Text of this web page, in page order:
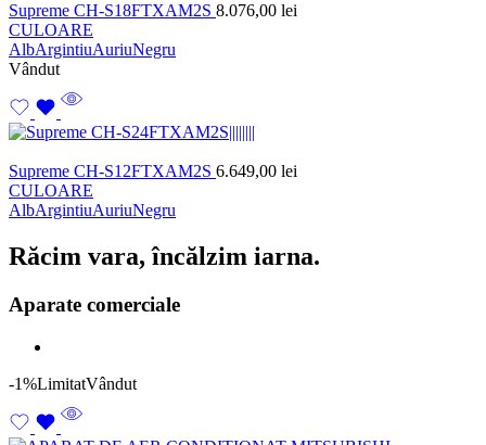
Supreme CH-S18FTXAM2S 8.076,00 lei
CULOARE
AlbArgintiuAuriuNegru
Vândut
Supreme CH-S12FTXAM2S 6.649,00 lei
CULOARE
AlbArgintiuAuriuNegru
Răcim vara, încălzim iarna.
Aparate comerciale
-1%LimitatVândut